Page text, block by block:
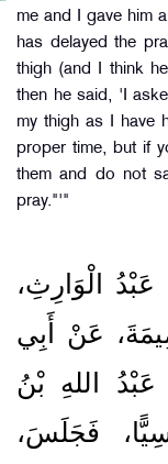
me and I gave him
has delayed the
thigh (and I think
then he said, 'I
my thigh as I have
proper time, but if
them and do not
pray."'"
عَبْدُ الْوَارِثِ،
عَنْ أَبِي
عَبْدُ اللهِ بْنُ
فَجَلَسَ،